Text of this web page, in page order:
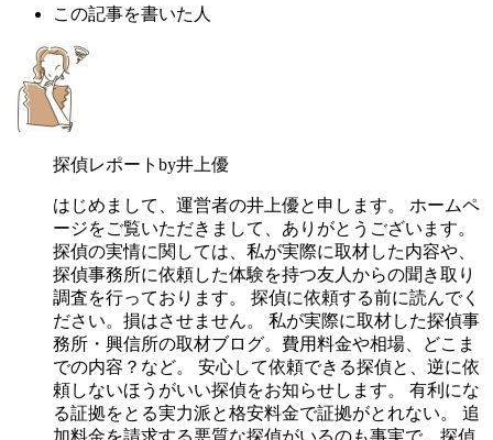
この記事を書いた人
探偵レポートby井上優
はじめまして、運営者の井上優と申します。 ホームペ
ージをご覧いただきまして、ありがとうございます。
探偵の実情に関しては、私が実際に取材した内容や、
探偵事務所に依頼した体験を持つ友人からの聞き取り
調査を行っております。 探偵に依頼する前に読んでく
ださい。損はさせません。 私が実際に取材した探偵事
務所・興信所の取材ブログ。費用料金や相場、どこま
での内容？など。 安心して依頼できる探偵と、逆に依
頼しないほうがいい探偵をお知らせします。 有利にな
る証拠をとる実力派と格安料金で証拠がとれない。 追